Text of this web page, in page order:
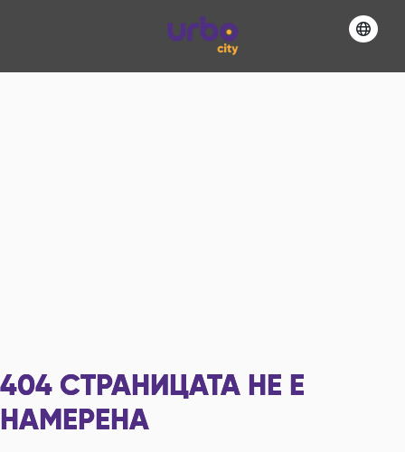
404 СТРАНИЦАТА НЕ Е
НАМЕРЕНА